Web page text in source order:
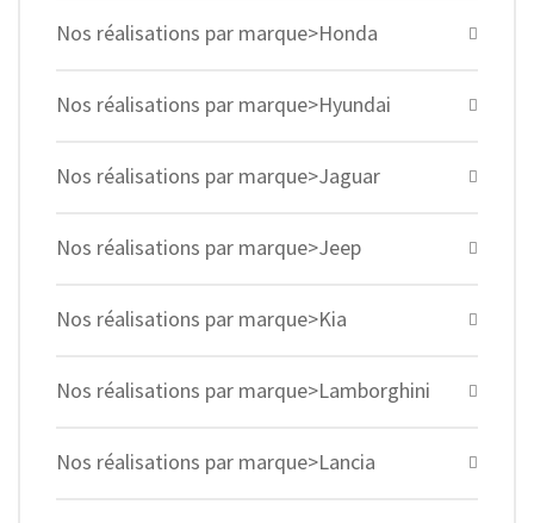
Nos réalisations par marque>Honda
Nos réalisations par marque>Hyundai
Nos réalisations par marque>Jaguar
Nos réalisations par marque>Jeep
Nos réalisations par marque>Kia
Nos réalisations par marque>Lamborghini
Nos réalisations par marque>Lancia